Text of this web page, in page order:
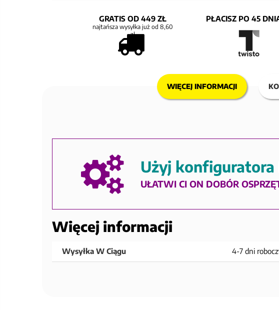
GRATIS OD 449 ZŁ
najtańsza wysyłka już od 8,60
zł
PŁACISZ PO 45
WIĘCEJ INFORMACJI
Użyj konfiguratora
UŁATWI CI ON DOBÓR
Więcej informacji
Wysyłka W Ciągu 4-7 dni